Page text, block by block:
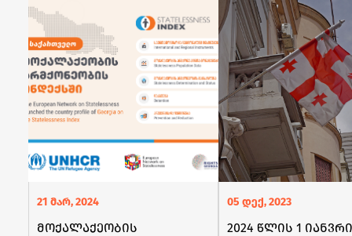
21 მარ, 2024
მოქალაქეობის
05 დექ, 2023
2024 წლის 1